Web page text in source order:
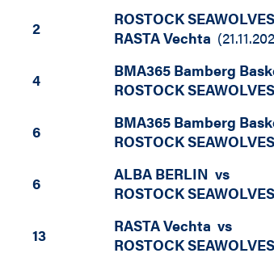
2 ROSTOCK SEAWOLVES
RASTA Vechta (
4 BMA365 Bamberg
ROSTOCK SEAWOLVES
6 BMA365 Bamberg
ROSTOCK SEAWOLVES
6 ALBA BERLIN vs
ROSTOCK SEAWOLVES
13 RASTA Vechta vs
ROSTOCK SEAWOLVES